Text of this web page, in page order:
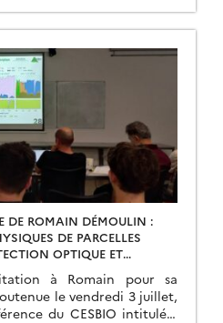
télédétection satellite« .
DE ROMAIN DÉMOULIN :
DE PARCELLES
OPTIQUE ET
à Romain pour sa
le vendredi 3 juillet,
du CESBIO intitulée: